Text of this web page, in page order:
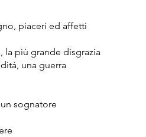
piaceri ed affetti
la più grande disgrazia
una guerra
sognatore